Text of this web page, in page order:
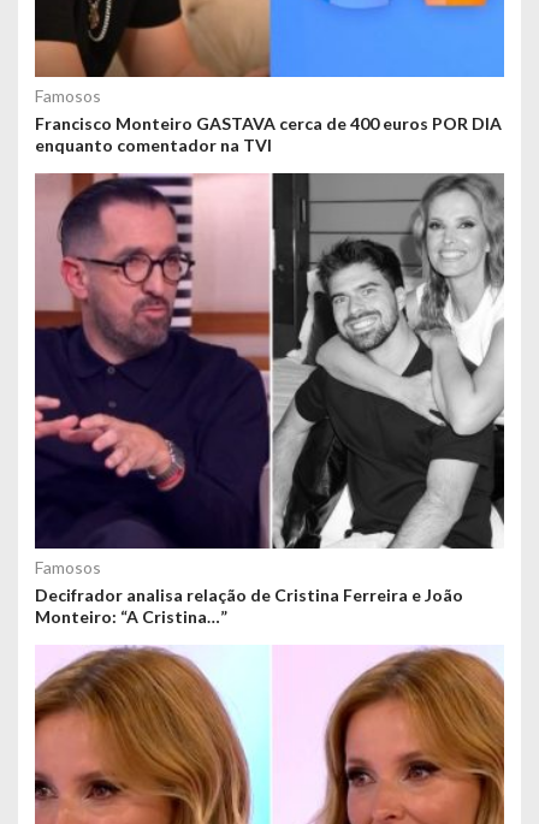
Famosos
Francisco Monteiro GASTAVA cerca de 400 euros POR DIA
enquanto comentador na TVI
Famosos
Decifrador analisa relação de Cristina Ferreira e João
Monteiro: “A Cristina…”